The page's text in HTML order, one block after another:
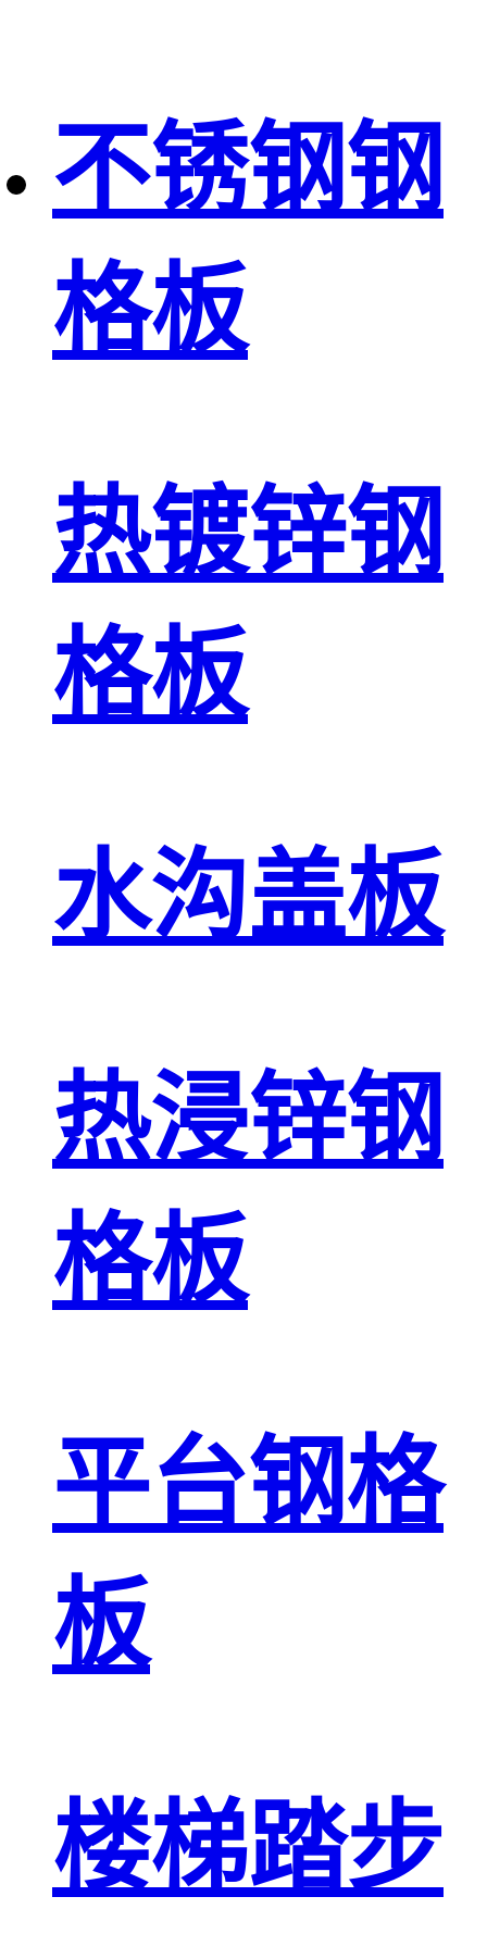
不锈钢钢
格板
热镀锌钢
格板
水沟盖板
热浸锌钢
格板
平台钢格
板
楼梯踏步